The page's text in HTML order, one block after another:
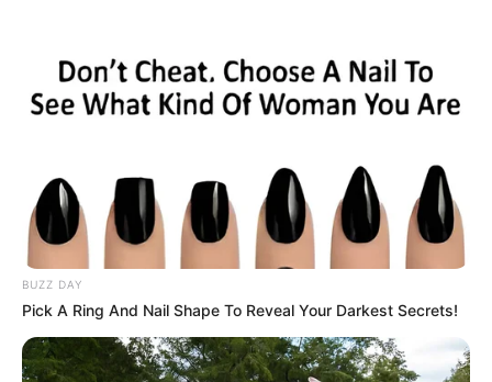
HOME
INSPIRASI
STYLE
FILM &
SERIES
NGAKAK
QUOTES
HYPE
MORE
BUZZ DAY
Pick A Ring And Nail Shape To Reveal Your Darkest Secrets!